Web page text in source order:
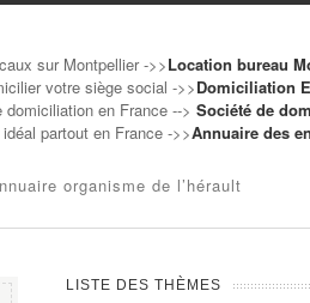
sur Montpellier ->>Location bureau
votre siège social ->>Domiciliation
en France --> Société de
partout en France ->>Annuaire des
organisme de l’hérault
LISTE DES THÈMES